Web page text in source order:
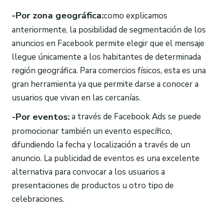
-Por zona geográfica:como explicamos
anteriormente, la posibilidad de segmentación de los
anuncios en Facebook permite elegir que el mensaje
llegue únicamente a los habitantes de determinada
región geográfica. Para comercios físicos, esta es una
gran herramienta ya que permite darse a conocer a
usuarios que vivan en las cercanías.
-Por eventos:a través de Facebook Ads se puede
promocionar también un evento específico,
difundiendo la fecha y localización a través de un
anuncio. La publicidad de eventos es una excelente
alternativa para convocar a los usuarios a
presentaciones de productos u otro tipo de
celebraciones.